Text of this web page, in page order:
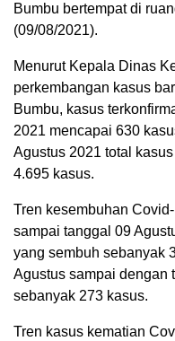
Bumbu bertempat di
(09/08/2021).
Menurut Kepala Dinas
perkembangan kasus
Bumbu, kasus
2021 mencapai 630
Agustus 2021 total
4.695 kasus.
Tren kesembuhan
sampai tanggal 09
yang sembuh sebanyak
Agustus sampai dengan
sebanyak 273 kasus.
Tren kasus kematian